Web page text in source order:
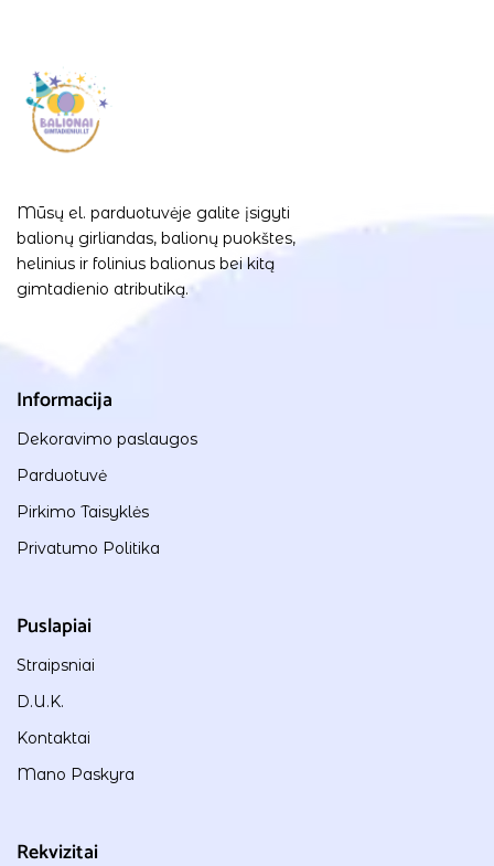
Mūsų el. parduotuvėje galite įsigyti
balionų girliandas, balionų puokštes,
helinius ir folinius balionus bei kitą
gimtadienio atributiką.
Informacija
Dekoravimo paslaugos
Parduotuvė
Pirkimo Taisyklės
Privatumo Politika
Puslapiai
Straipsniai
D.U.K.
Kontaktai
Mano Paskyra
Rekvizitai